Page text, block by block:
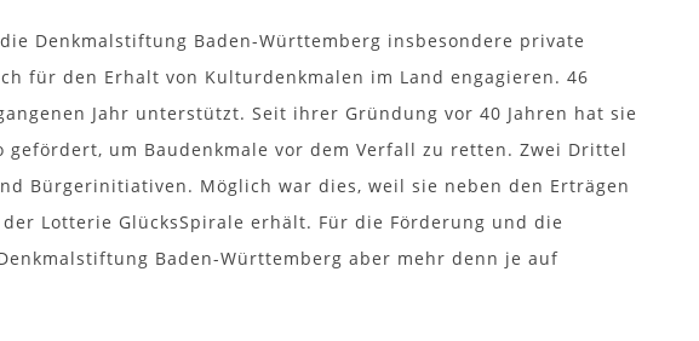
Denkmalstiftung Baden-Württemberg insbesondere private
für den Erhalt von Kulturdenkmalen im Land engagieren. 46
Jahr unterstützt. Seit ihrer Gründung vor 40 Jahren hat sie
um Baudenkmale vor dem Verfall zu retten. Zwei Drittel
Bürgerinitiativen. Möglich war dies, weil sie neben den Erträgen
Lotterie GlücksSpirale erhält. Für die Förderung und die
Baden-Württemberg aber mehr denn je auf